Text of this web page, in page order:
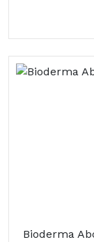
Bioderma